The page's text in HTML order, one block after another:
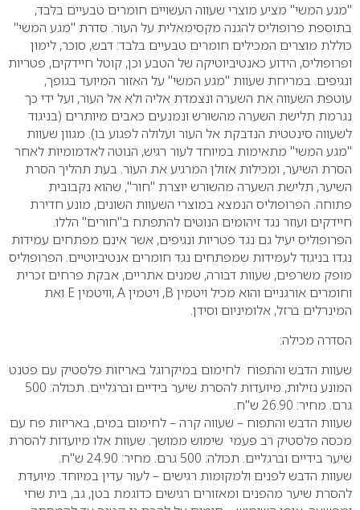
"מגע המשי" מציע מוצרי שעווה העשויים חומרים טבעיים בלבד,
בתוספת פרופוליס להגנה מקסימאלית על העור. סדרת "מגע המשי"
כוללת מוצרים המכילים חומרים טבעיים בלבד: דבש, סוכר, לימון
ופרופוליס, הידוע כאנטיביוטיקה של הטבע וכן, קוטל חיידקים, פטריות
ונגיפים. במריחת שעוות "מגע המשי" על האזור המיועד בגופך,
עוטפת השעווה את השערה ונצמדת אליה ולא אל העור, ועל ידי כך
נגרמת תלישת השערה מהשורש ונמנעים כאבים מיותרים (בניגוד
לשעווה סינטטית הנדבקת אל העור ועלולה לפגוע בו). מגוון שעוות
"מגע המשי" מתאימות במיוחד לעור רגיש, הנוטה לאדמומיות לאחר
הסרת השיער, ומכילות אזולן המרגיע את העור. בעת תהליך הסרת
השיער, תלישת השערה מהשורש יוצרת "חור", שהוא נקבובית
פתוחה. הפרופוליס הנמצא במוצרי השעוות השונים, מונע חדירת
חיידקים ועוזר נגד זיהומים הנוטים להתפתח ב"חורים" הללו.
הפרופוליס יעיל גם נגד פטריות ונגיפים, אשר אינם מפתחים עמידות
נגדו בניגוד לעמידות שמפתחים נגד חומרים אנטיביוטיים. הפרופוליס
מופק משרפים, שעוות דבורה, שמנים אתריים, אבקת פרחים זכרית
וחומרים אורגניים והוא מכיל ויטמין B, ויטמין A ,וויטמין E ואת
המינרלים ברזל, אלומיניום וסידן.
הסדרה מכילה:
שעוות הדבש והתפוח לחימום במיקרוגל באריזות פלסטיק עם פטנט
המונע נזילות, מיועדות להסרת שיער בידיים וברגליים. תכולה: 500
גרם. מחיר: 26.90 ש"ח.
שעוות הדבש והתפוח – שעווה קרה – לחימום במים, באריזות פח עם
מכסה פלסטיק רב פעמי שימוש ממושך. שעוות אלו מיועדות להסרת
שיער בידיים וברגליים. תכולה: 500 גרם. מחיר: 24.90 ש"ח.
שעוות הדבש לפנים ולמקומות רגישים – לעור עדין במיוחד. מיועדת
להסרת שיער מהפנים ומאזורים רגישים כדוגמת בטן, גב, בית שחי